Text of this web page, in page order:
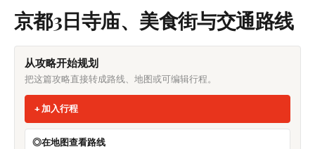
京都3日寺庙、美食街与交通路线
从攻略开始规划
把这篇攻略直接转成路线、地图或可编辑行程。
加入行程
在地图查看路线